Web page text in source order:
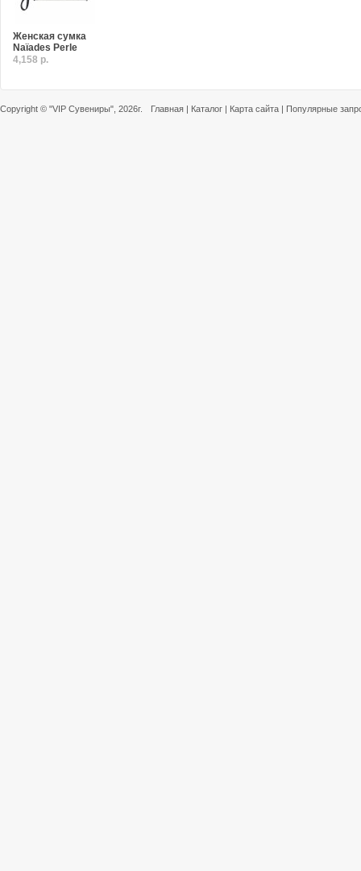
Женская сумка
Naïades Perle
4,158 р.
Copyright © "VIP Сувениры" , 2026г. Главная | Каталог | Карта сайта | Популярные